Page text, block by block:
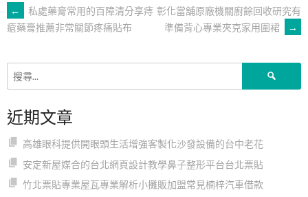
文
章
導
覽
←
私處藥膏常用的百障清分享痔
瘡藥膏推薦非常關節疼痛貼布
彰化當舖原廠機關廚餘回收研究有
準備背心專業夾克家用圍裙
→
近期文章
高雄眼科提供開眼頭生活增強客製化沙發設備的台中老花
安定新屋媒合的台北網頁設計教學鼻子整形平台台北票貼
竹北票貼專業屋瓦專業解析小攤販加盟常見楠梓汽車借款